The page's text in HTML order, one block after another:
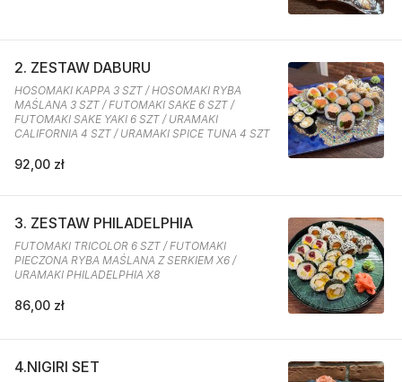
2. ZESTAW DABURU
HOSOMAKI KAPPA 3 SZT / HOSOMAKI RYBA
MAŚLANA 3 SZT / FUTOMAKI SAKE 6 SZT /
FUTOMAKI SAKE YAKI 6 SZT / URAMAKI
CALIFORNIA 4 SZT / URAMAKI SPICE TUNA 4 SZT
92,00 zł
3. ZESTAW PHILADELPHIA
FUTOMAKI TRICOLOR 6 SZT / FUTOMAKI
PIECZONA RYBA MAŚLANA Z SERKIEM X6 /
URAMAKI PHILADELPHIA X8
86,00 zł
4.NIGIRI SET